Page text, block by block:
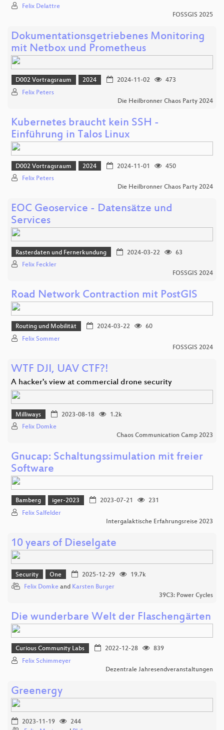
Felix Delattre
FOSSGIS 2025
Dokumentationsgetriebenes Monitoring
mit Netbox und Prometheus
D002 Vortragsraum 2024 2024-11-02
473
Felix Peters
Die Heilbronner Chaos Party 2024
Kubernetes braucht kein SSH -
Einführung in Talos Linux
D002 Vortragsraum 2024 2024-11-01
450
Felix Peters
Die Heilbronner Chaos Party 2024
EOC Geoservice - Datensätze und
Services
Rasterdaten und Fernerkundung 2024-03-22
63
Felix Feckler
FOSSGIS 2024
Road Network Contraction mit PostGIS
Routing und Mobilität 2024-03-22
60
Felix Sommer
FOSSGIS 2024
WTF DJI, UAV CTF?!
A hacker's view at commercial drone security
Milliways 2023-08-18
1.2k
Felix Domke
Chaos Communication Camp 2023
Gnucap: Schaltungssimulation mit freier
Software
Bamberg iger-2023 2023-07-21
231
Felix Salfelder
Intergalaktische Erfahrungsreise 2023
10 years of Dieselgate
Security One 2025-12-29
19.7k
Felix Domke and Karsten Burger
39C3: Power Cycles
Die wunderbare Welt der Flaschengärten
Curious Community Labs 2022-12-28
839
Felix Schimmeyer
Dezentrale Jahresendveranstaltungen
Greenergy
2023-11-19
244